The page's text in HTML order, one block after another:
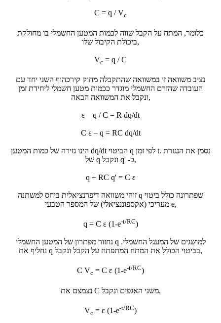
C = q / Vc
כלומר, המתח על הקבל שווה לכמות המטען החשמלי בו מחולקת
ביכולת הקיבול שלו,
Vc = q / C
נציב משוואה זו במשוואה שהתקבלה מחוק קירכהוף השני יחד עם
העובדה שהזרם החשמלי מוגדר ככמות מטען חשמלי ליחידת זמן
ונקבל את המשוואה הבאה,
ε – q / C = R dq/dt
C ε – q = RC dq/dt
הביטויdq/dt הינו גזירה של כמות המטען q לפי זמן t. נסמן את הנגזרת
של q כ-q' ונקבל,
q + RC q' = C ε
זוהי משוואה דיפרנציאלית ביחס למשתנה q שפתרונה כולל ביטוי
מעריכי (אקספוננציאלי) של המספר הטבעי e,
q = C ε (1-e-t/RC)
נחזור מפתרון של המטען החשמלי q למושגים של המעגל החשמלי.
נחליף את q בביטוי הכולל את המתח המתפתח על הקבל ונקבל,
C Vc = C ε (1-e-t/RC)
נצמצם את C משני האגפים ונקבל,
Vc = ε (1-e-t/RC)